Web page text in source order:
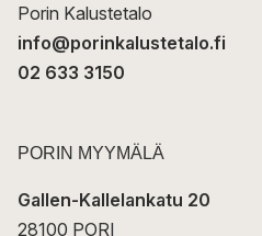
Porin Kalustetalo
info@porinkalustetalo.fi
02 633 3150
PORIN MYYMÄLÄ
Gallen-Kallelankatu 20
28100 PORI